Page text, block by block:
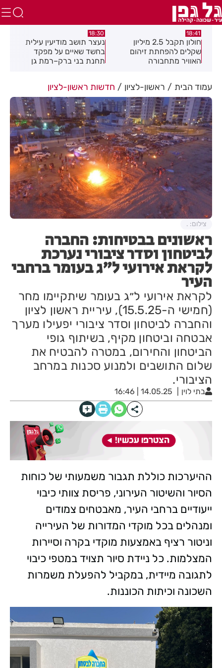
חולון תקבל 2.5 מיליון
זיהום
נעצר תושב מודיעין עילית
בחשד שאיים על מפקד
תחנת בני ברק–רמת גן
מקהלה אחת לכולם
לציון
עמוד הבית ראשון-לציון חדשות ראשון-לציון
ראשונים בבטיחות: החברה
לביטחון וסדר ציבורי נערכת
לקראת אירועי ל"ג בעומר ברחבי
העיר
לקראת אירועי ל״ג בעומר שיתקיימו מחר
(חמישי ה-15.5.25), עיריית ראשון לציון
והחברה לביטחון וסדר ציבורי יפעילו מערך
אבטחה וביטחון מקיף, בשיתוף גופי
הביטחון והחירום, במטרה להבטיח את
שלום התושבים ולמנוע סכנות במרחב
הציבורי.
בתי לוין 14.05.25 | 16:46
צילום: .
ההיערכות כוללת תגבור משמעותי של כוחות
הסיור והשיטור העירוני, פריסת צוותי כיבוי
ייעודיים ברחבי העיר, מאבטחים צמודים
ומנהלים בכל מוקדי המדורות של העירייה
וניטור רציף באמצעות מוקדי בקרה וסיירות
המצלמות. כל ניידת סיור תצויד במטפי כיבוי
לתגובה מיידית, במקביל להפעלת משמרות
השכונה וכיתות הכוננות.